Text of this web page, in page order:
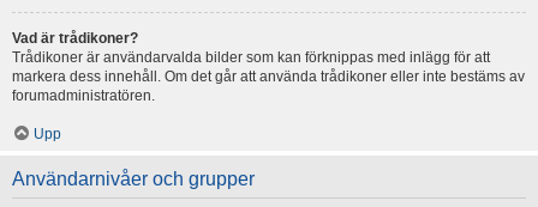
Vad är trådikoner?
Trådikoner är användarvalda bilder som kan förknippas med inlägg för att
markera dess innehåll. Om det går att använda trådikoner eller inte bestäms av
forumadministratören.
Upp
Användarnivåer och grupper